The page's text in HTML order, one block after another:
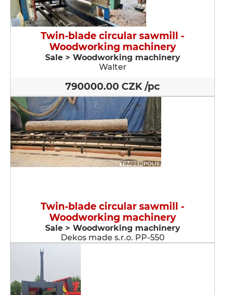
Twin-blade circular sawmill -
Woodworking machinery
Sale > Woodworking machinery
Walter
790000.00 CZK /pc
Twin-blade circular sawmill -
Woodworking machinery
Sale > Woodworking machinery
Dekos made s.r.o. PP-550